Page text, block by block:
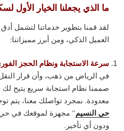
ما الذي يجعلنا الخيار الأول
لقد قمنا بتطوير خدماتنا لتشمل
العميل الذكي، ومن أبرز مميزاتنا:
سرعة الاستجابة ونظام الحجز
في الرياض من ذهب، وأن قرار النقل
صممنا نظام استجابة سريع يتيح
معدودة. بمجرد تواصلك معنا، يتم
حي النسيم” مجهزة لموقعك في حي
ودون أي تأخير.